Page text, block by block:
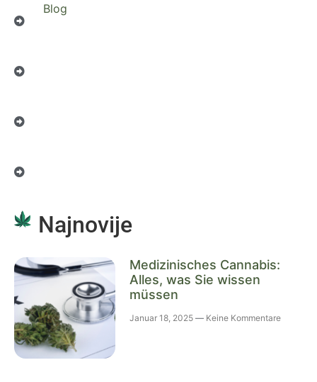
Blog
Najnovije
Medizinisches Cannabis:
Alles, was Sie wissen
müssen
Januar 18, 2025 Keine Kommentare